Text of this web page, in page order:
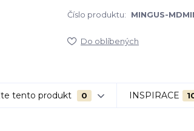
Číslo produktu: MINGUS-
Do oblíbených
tento produkt 0 INSPIRACE